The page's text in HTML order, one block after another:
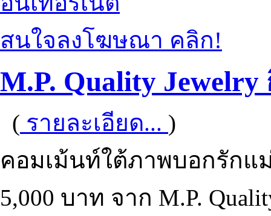
สนใจลงโฆษณา คลิก!
M.P. Quality
( รายละเอียด... )
คอมเม้นท์ใต้ภาพบอกรักแ
5,000 บาท จาก M.P.